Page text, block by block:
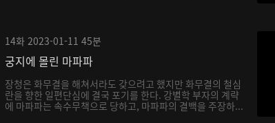
14화 2023-01-11 45분
궁지에 몰린 마파파
장청은 화무결을 해쳐서라도 갖으려고 했지만 화무결의 철심
란을 향한 일편단심에 결국 포기를 한다. 강별학 부자의 계략
에 마파파는 속수무책으로 당하고, 마파파의 결백을 주장하...